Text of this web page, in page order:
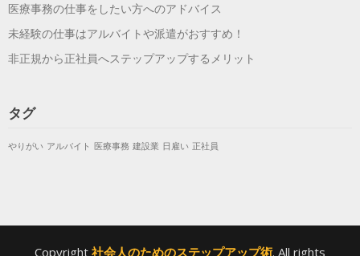
医療事務の仕事をしたい方へのアドバイス
未経験の仕事はアルバイトや派遣がおすすめ！
非正規から正社員へステップアップするメリット
タグ
やりがい アルバイト 医療事務 建設業 日雇い 正社員
Copyright 社会人のためのステップアップ術. All rights